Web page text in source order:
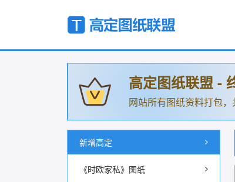
高定图纸联盟 -
网站所有图纸资料打包
新增高定
《时欧家私》图纸